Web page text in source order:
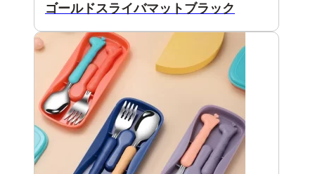
ゴールドスライバマットブラック